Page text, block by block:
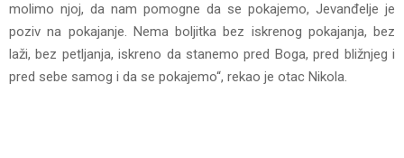
molimo njoj, da nam pomogne da se pokajemo, Jevanđelje je
poziv na pokajanje. Nema boljitka bez iskrenog pokajanja, bez
laži, bez petljanja, iskreno da stanemo pred Boga, pred bližnjeg i
pred sebe samog i da se pokajemo“, rekao je otac Nikola.